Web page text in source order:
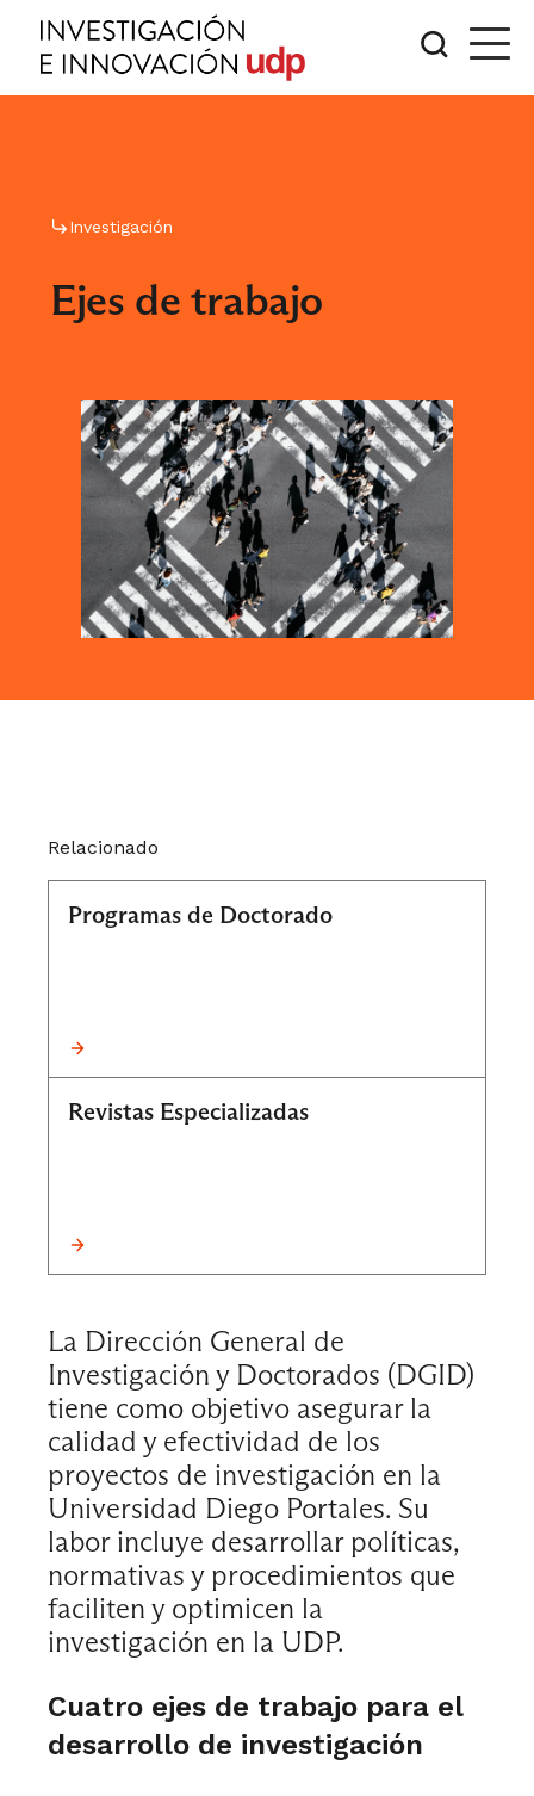
Investigación
Ejes de trabajo
Relacionado
Programas de Doctorado
Revistas Especializadas
La Dirección General de
Investigación y Doctorados (DGID)
tiene como objetivo asegurar la
calidad y efectividad de los
proyectos de investigación en la
Universidad Diego Portales. Su
labor incluye desarrollar políticas,
normativas y procedimientos que
faciliten y optimicen la
investigación en la UDP.
Cuatro ejes de trabajo para el
desarrollo de investigación